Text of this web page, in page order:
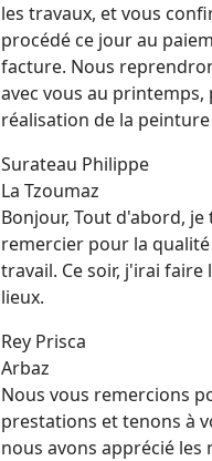
les travaux, et vous
procédé ce jour au
facture. Nous
avec vous au printemps,
réalisation de la
Surateau Philippe
La Tzoumaz
Bonjour, Tout d'abord, je
remercier pour la
travail. Ce soir, j'irai faire
lieux.
Rey Prisca
Arbaz
Nous vous remercions
prestations et tenons à
nous avons apprécié les